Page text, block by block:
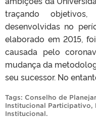
traçando
desenvolvidas no
elaborado em 2015,
causada pelo
mudança da
seu sucessor. No
Tags: Conselho de
Institucional Participativo,
Institucional.